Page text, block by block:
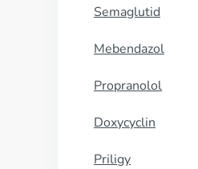
Semaglutid
Mebendazol
Propranolol
Doxycyclin
Priligy